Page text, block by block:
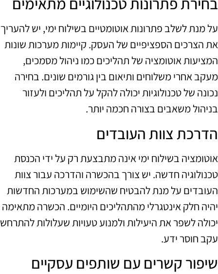
על מנת לשלב פתרונות אוטומטיים בשילוח ימי, יש להעריך
את הצרכים הספציפיים של העסק. קיימות מערכות שונות
המציעות אוטומציה של תהליכים כמו ניהול מסמכים,
מעקב אחרי משלוחים ותיאום בין גורמים שונים. בחירה
נכונה של טכנולוגיות יכולה להקל על תהליכים ולעזור
בניהול משאבים בצורה חכמה יותר.
הדרכת צוות העובדים
אוטומציה בשילוח ימי אינה מתבצעת רק על ידי הכנסת
טכנולוגיה חדשה. יש צורך בהכשרה והדרכה עבור צוות
העובדים על מנת להבטיח שהשימוש במערכות החדשות
יהיה חלק אינטגרלי מהתהליכים היומיים. הכשרה מתאימה
יכולה לשפר את היעילות ולמנוע טעויות שעלולות להתרחש
עקב חוסר ידע.
שיפור קשרים עם שותפים עסקיים